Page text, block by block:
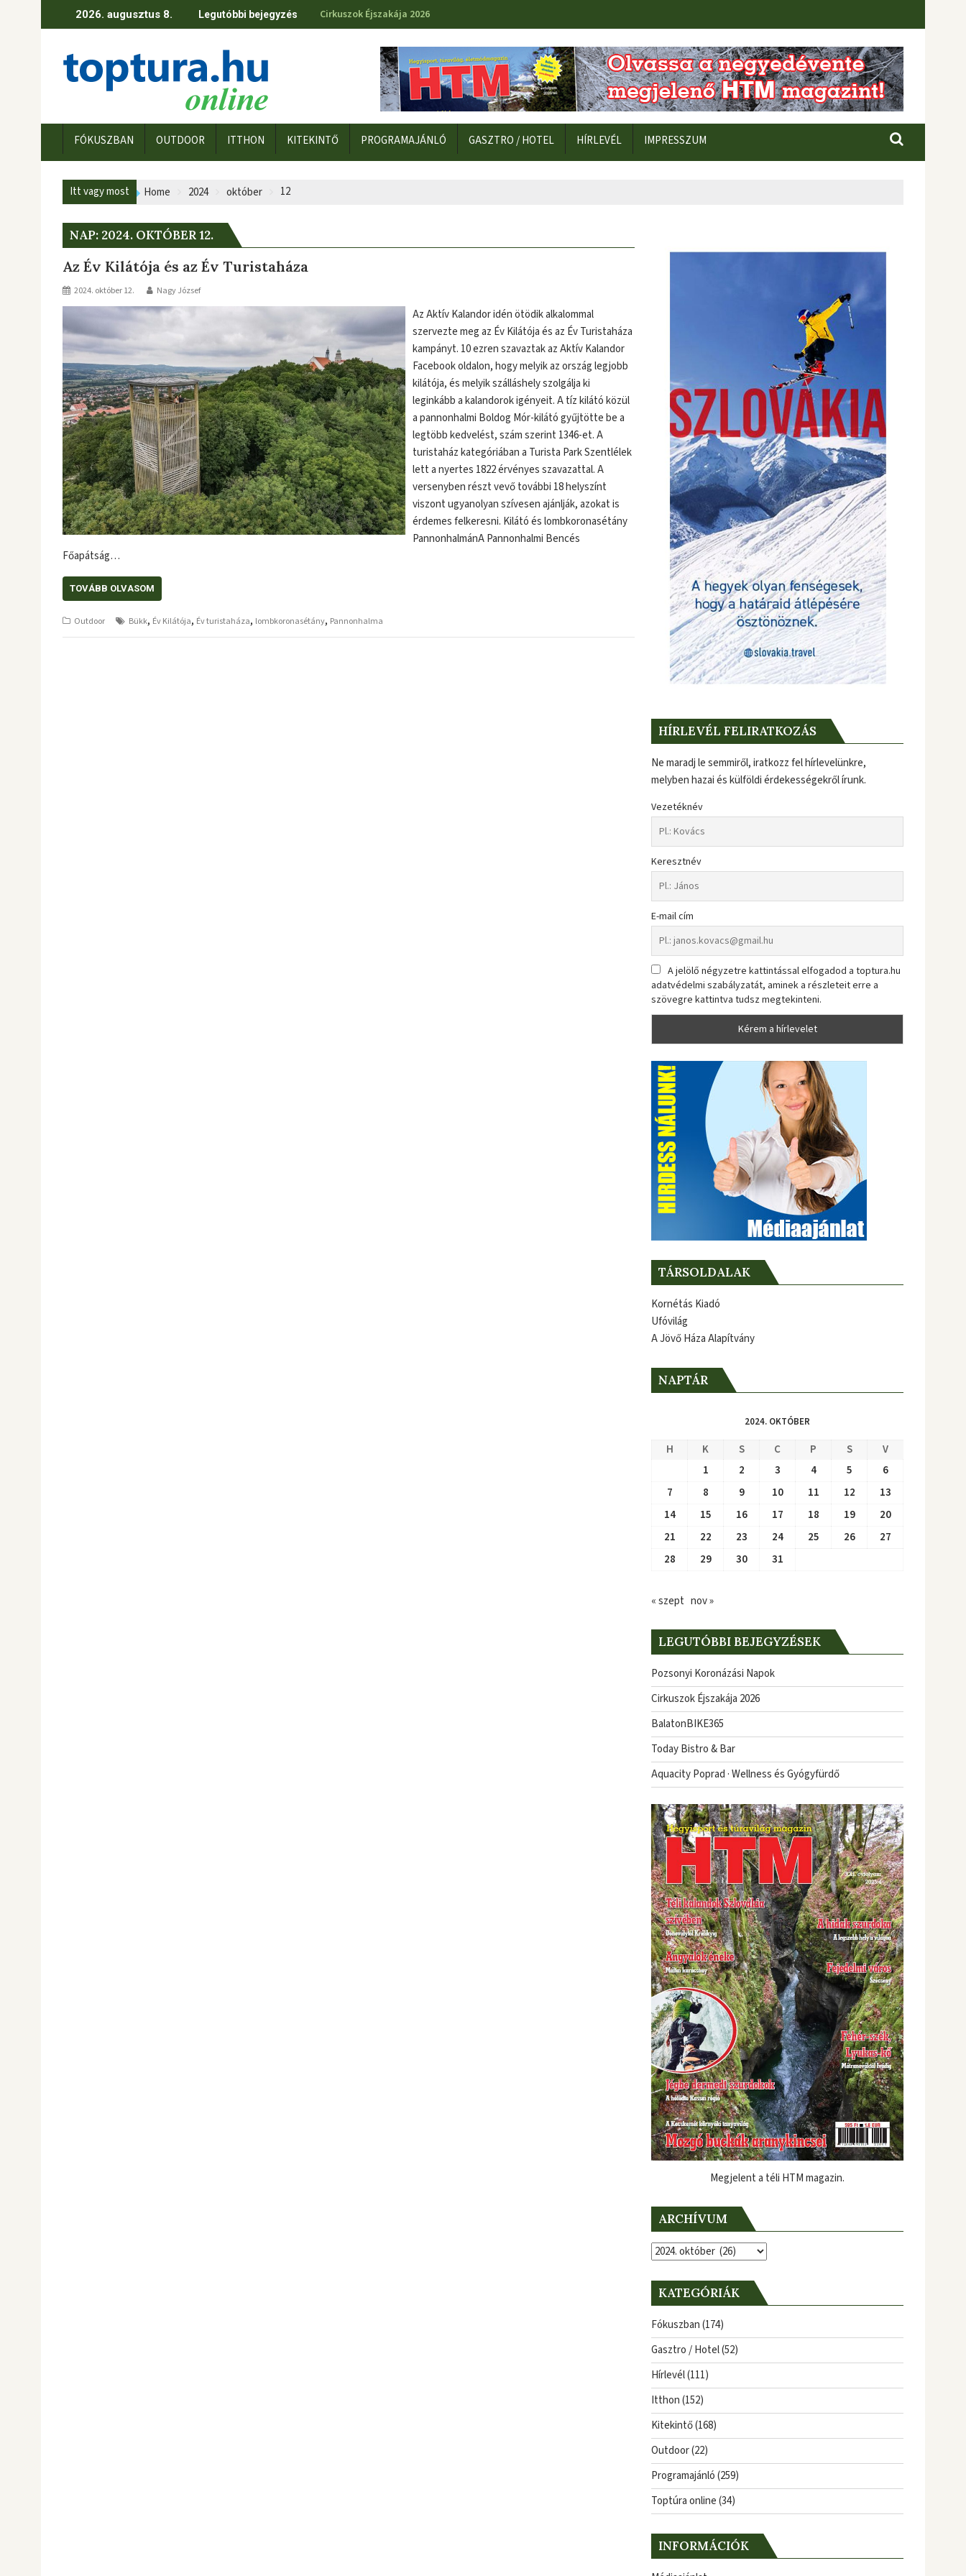
2026. augusztus 8. Legutóbbi bejegyzés Cirkuszok Éjszakája 2026
FÓKUSZBAN OUTDOOR ITTHON KITEKINTŐ PROGRAMAJÁNLÓ GASZTRO / HOTEL HÍRLEVÉL IMPRESSZUM
Itt vagy most Home 2024 október 12
NAP: 2024. OKTÓBER 12.
Az Év Kilátója és az Év Turistaháza
2024. október 12. Nagy József
Az Aktív Kalandor idén ötödik alkalommal
szervezte meg az Év Kilátója és az Év Turistaháza
kampányt. 10 ezren szavaztak az Aktív Kalandor
Facebook oldalon, hogy melyik az ország legjobb
kilátója, és melyik szálláshely szolgálja ki
leginkább a kalandorok igényeit. A tíz kilátó közül
a pannonhalmi Boldog Mór-kilátó gyűjtötte be a
legtöbb kedvelést, szám szerint 1346-et. A
turistaház kategóriában a Turista Park Szentlélek
lett a nyertes 1822 érvényes szavazattal. A
versenyben részt vevő további 18 helyszínt
viszont ugyanolyan szívesen ajánlják, azokat is
érdemes felkeresni. Kilátó és lombkoronasétány
PannonhalmánA Pannonhalmi Bencés
Főapátság…
TOVÁBB OLVASOM
Outdoor Bükk, Év Kilátója, Év turistaháza, lombkoronasétány, Pannonhalma
HÍRLEVÉL FELIRATKOZÁS
Ne maradj le semmiről, iratkozz fel hírlevelünkre,
melyben hazai és külföldi érdekességekről írunk.
Vezetéknév
Keresztnév
E-mail cím
A jelölő négyzetre kattintással elfogadod a toptura.hu
adatvédelmi szabályzatát, aminek a részleteit erre a
szövegre kattintva tudsz megtekinteni.
TÁRSOLDALAK
Kornétás Kiadó
Ufóvilág
A Jövő Háza Alapítvány
NAPTÁR
2024. OKTÓBER
H K S C P S
V
1
2 3 4 5
6
7
8 9 10 11 12
13
14
15 16 17 18 19
20
21
22 23 24 25 26
27
28
29 30 31
« szept nov »
LEGUTÓBBI BEJEGYZÉSEK
Pozsonyi Koronázási Napok
Cirkuszok Éjszakája 2026
BalatonBIKE365
Today Bistro & Bar
Aquacity Poprad · Wellness és Gyógyfürdő
Megjelent a téli HTM magazin.
ARCHÍVUM
Archívum
KATEGÓRIÁK
Fókuszban(174)
Gasztro / Hotel(52)
Hírlevél(111)
Itthon(152)
Kitekintő(168)
Outdoor(22)
Programajánló(259)
Toptúra online(34)
INFORMÁCIÓK